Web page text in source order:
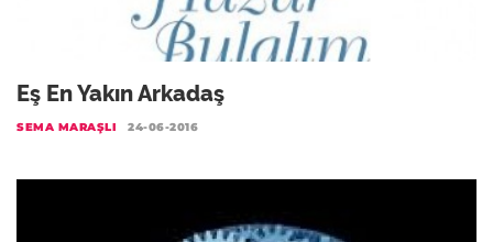
Eş En Yakın Arkadaş
SEMA MARAŞLI 24-06-2016